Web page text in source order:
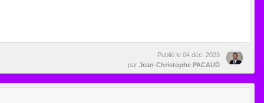
Publié le 04 déc. 2023
par Jean-Christophe PACAUD